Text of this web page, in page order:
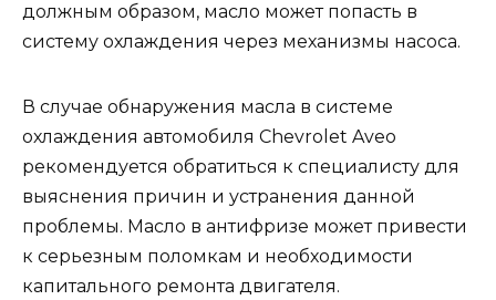
должным образом, масло может попасть в
систему охлаждения через механизмы насоса.
В случае обнаружения масла в системе
охлаждения автомобиля Chevrolet Aveo
рекомендуется обратиться к специалисту для
выяснения причин и устранения данной
проблемы. Масло в антифризе может привести
к серьезным поломкам и необходимости
капитального ремонта двигателя.